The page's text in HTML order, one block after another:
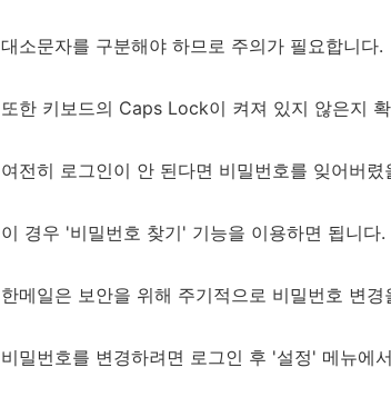
대소문자를 구분해야 하므로 주의가 필요합니다.
또한 키보드의 Caps Lock이 켜져 있지 않은지
여전히 로그인이 안 된다면 비밀번호를 잊어버
이 경우 '비밀번호 찾기' 기능을 이용하면 됩니다.
한메일은 보안을 위해 주기적으로 비밀번호 변경
비밀번호를 변경하려면 로그인 후 '설정' 메뉴에